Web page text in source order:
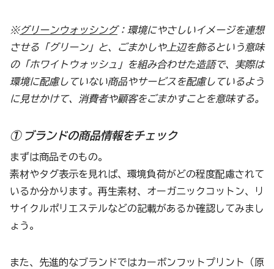
※グリーンウォッシング：環境にやさしいイメージを連想
させる「グリーン」と、ごまかしや上辺を飾るという意味
の「ホワイトウォッシュ」を組み合わせた造語で、実際は
環境に配慮していない商品やサービスを配慮しているよう
に見せかけて、消費者や顧客をごまかすことを意味する。
① ブランドの商品情報をチェック
まずは商品そのもの。
素材やタグ表示を見れば、環境負荷がどの程度配慮されて
いるか分かります。再生素材、オーガニックコットン、リ
サイクルポリエステルなどの記載があるか確認してみまし
ょう。
また、先進的なブランドではカーボンフットプリント（原